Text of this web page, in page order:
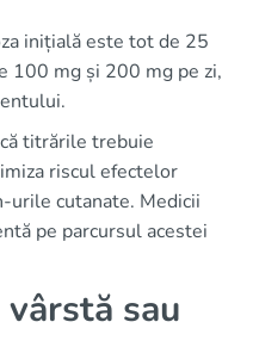
inițială este tot de 25
100 mg și 200 mg pe zi,
titrările trebuie
riscul efectelor
urile cutanate. Medicii
pe parcursul acestei
sau